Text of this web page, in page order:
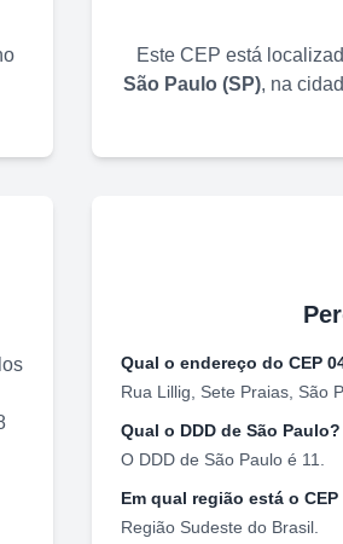
Este CEP está
São Paulo (SP), na
Qual o endereço do CEP
Rua Lillig
Sete Praias São
Qual o DDD de São Paulo?
O DDD de São Paulo é 11
Em qual região está o CEP
Região Sudeste do Brasil.